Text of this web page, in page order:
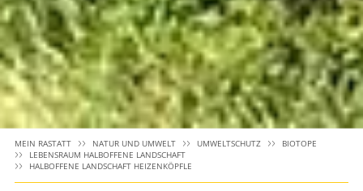
MEIN RASTATT NATUR UND UMWELT UMWELTSCHUTZ
BIOTOPE
LEBENSRAUM HALBOFFENE LANDSCHAFT
HALBOFFENE LANDSCHAFT HEIZENKÖPFLE